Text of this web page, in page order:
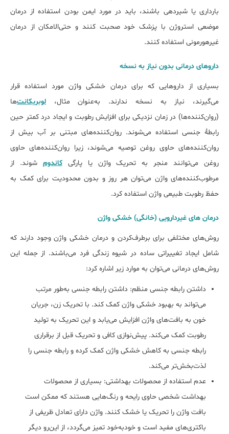
بارداری یا شیردهی باشند، باید در مورد ایمن بودن استفاده از درمان
موضعی استروژن با پزشک خود صحبت کنند و حتی‌الامکان از درمان
غیرهورمونی استفاده کنند.
داروهای درمانی بدون نیاز به نسخه
بسیاری از داروهایی که برای درمان خشکی واژن مورد استفاده قرار
می‌گیرند، نیاز به نسخه ندارند. به‌عنوان مثال، لوبریکانت‌ها
(روان‌کننده‌ها) در زمان نزدیکی برای افزایش رطوبت و ایجاد درد کمتر حین
رابطهٔ جنسی استفاده می‌شوند. روان‌کننده‌های مبتنی بر آب بیش از
روان‌کننده‌های حاوی روغن توصیه می‌شوند، زیرا روان‌کننده‌های حاوی
روغن می‌توانند منجر به تحریک واژن یا پارگیکاندوم شوند. از
مرطوب‌کننده‌های واژن می‌توان هر روز و بدون محدودیت برای کمک به
حفظ رطوبت طبیعی واژن استفاده کرد.
درمان های غیردارویی (خانگی) خشکی واژن
روش‌های مختلفی برای برطرف‌کردن و درمان خشکی واژن وجود دارند که
شامل ایجاد تغییراتی ساده در شیوه زندگی فرد می‌باشند. از جمله این
روش‌های درمانی می‌توان به موارد زیر اشاره کرد:
داشتن رابطه جنسی منظم: داشتن رابطه جنسی به‌طور مرتب
می‌تواند به بهبود خشکی واژن کمک کند. با تحریک زن، جریان
خون به بافت‌های واژن افزایش می‌یابد و این تحریک به تولید
رطوبت کمک می‌کند. پیش‌نوازی کافی و تحریک قبل از برقراری
رابطه جنسی به کاهش خشکی واژن کمک کرده و رابطه جنسی را
لذت‌بخش‌تر می‌کند.
عدم استفاده از محصولات بهداشتی: بسیاری از محصولات
بهداشت شخصی حاوی رایحه و رنگ‌هایی هستند که ممکن است
بافت واژن را تحریک یا خشک کنند. واژن دارای تعادل ظریفی از
باکتری‌های مفید است و خودبه‌خود تمیز می‌گردد، از این‌رو دیگر